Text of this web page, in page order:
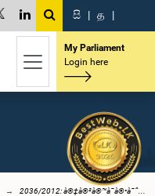
සි | த |
My Parliament
Login here
2036/2012: à®‡à®²à®™à¯à®•à¯ˆ...